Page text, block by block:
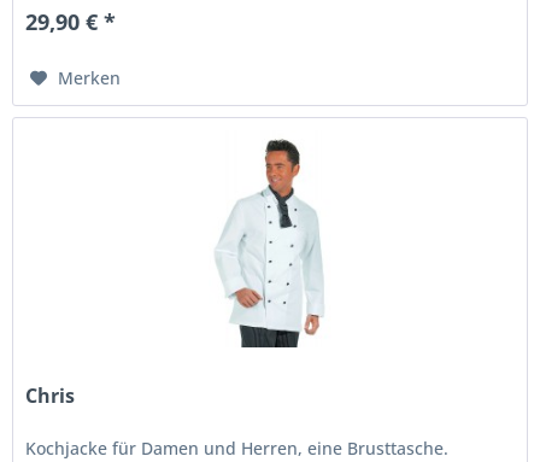
29,90 € *
Merken
Chris
Kochjacke für Damen und Herren, eine Brusttasche.